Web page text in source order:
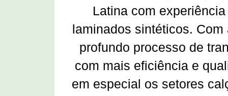
Latina com
laminados sintéticos.
profundo processo de
com mais eficiência e
em especial os setores